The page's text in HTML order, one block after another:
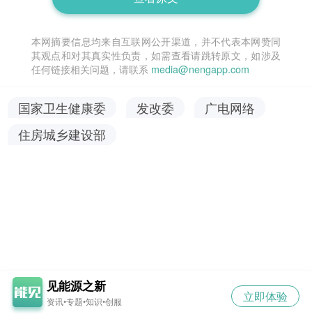
本网摘要信息均来自互联网公开渠道，并不代表本网赞同
其观点和对其真实性负责，如需查看请跳转原文，如涉及
任何链接相关问题，请联系 media@nengapp.com
国家卫生健康委 发改委
广电网络
住房城乡建设部
见能源之新
资讯•专题•知识•创服 立即体验